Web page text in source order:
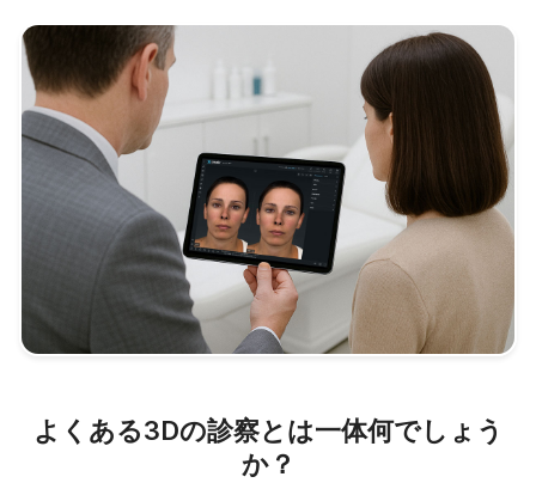
よくある3Dの診察とは一体何でしょう
か？